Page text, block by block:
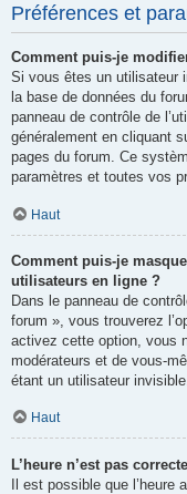
Préférences et
Comment puis-je
Si vous êtes un utilisateur
la base de données du
panneau de contrôle de
généralement en cliquant
pages du forum. Ce
paramètres et toutes vos
Haut
Comment puis-je
utilisateurs en ligne ?
Dans le panneau de
forum », vous trouverez
activez cette option, vous
modérateurs et de vous-
étant un utilisateur invisible.
Haut
L’heure n’est pas
Il est possible que l’heure